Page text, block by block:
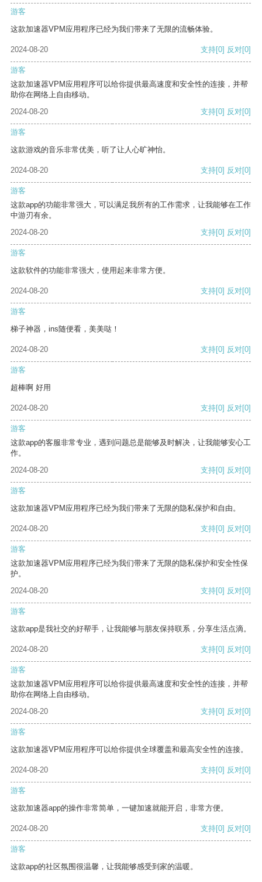
游客
这款加速器VPM应用程序已经为我们带来了无限的流畅体验。
2024-08-20 支持[0] 反对[0]
游客
这款加速器VPM应用程序可以给你提供最高速度和安全性的连接，并帮
助你在网络上自由移动。
2024-08-20
支持[0] 反对[0]
游客
这款游戏的音乐非常优美，听了让人心旷神怡。
2024-08-20 支持[0] 反对[0]
游客
这款app的功能非常强大，可以满足我所有的工作需求，让我能够在工作
中游刃有余。
2024-08-20
支持[0] 反对[0]
游客
这款软件的功能非常强大，使用起来非常方便。
2024-08-20 支持[0] 反对[0]
游客
梯子神器，ins随便看，美美哒！
2024-08-20 支持[0] 反对[0]
游客
超棒啊 好用
2024-08-20 支持[0] 反对[0]
游客
这款app的客服非常专业，遇到问题总是能够及时解决，让我能够安心工
作。
2024-08-20
支持[0] 反对[0]
游客
这款加速器VPM应用程序已经为我们带来了无限的隐私保护和自由。
2024-08-20 支持[0] 反对[0]
游客
这款加速器VPM应用程序已经为我们带来了无限的隐私保护和安全性保
护。
2024-08-20
支持[0] 反对[0]
游客
这款app是我社交的好帮手，让我能够与朋友保持联系，分享生活点滴。
2024-08-20 支持[0] 反对[0]
游客
这款加速器VPM应用程序可以给你提供最高速度和安全性的连接，并帮
助你在网络上自由移动。
2024-08-20
支持[0] 反对[0]
游客
这款加速器VPM应用程序可以给你提供全球覆盖和最高安全性的连接。
2024-08-20 支持[0] 反对[0]
游客
这款加速器app的操作非常简单，一键加速就能开启，非常方便。
2024-08-20 支持[0] 反对[0]
游客
这款app的社区氛围很温馨，让我能够感受到家的温暖。